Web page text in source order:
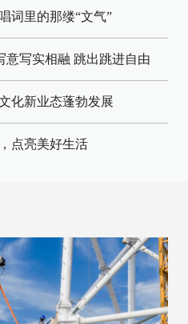
词里的那缕“文气”
意写实相融 跳出跳进自由
化新业态蓬勃发展
点亮美好生活